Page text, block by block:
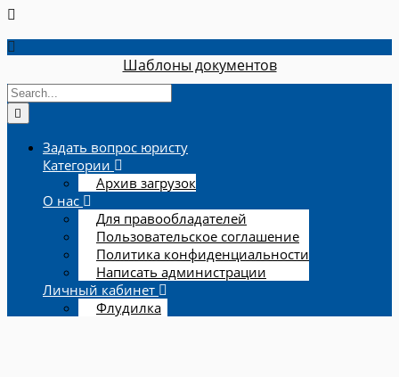
Шаблоны документов
Задать вопрос юристу
Категории
Архив загрузок
О нас
Для правообладателей
Пользовательское соглашение
Политика конфиденциальности
Написать администрации
Личный кабинет
Флудилка